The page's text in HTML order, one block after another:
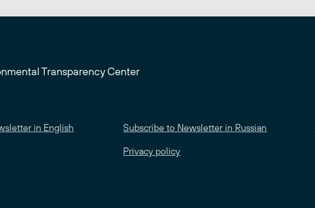
Transparency Center
in English Subscribe to Newsletter in Russian
Privacy policy